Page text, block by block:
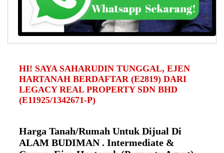
HI! SAYA SAHARUDIN TUNGGAL, EJEN
HARTANAH BERDAFTAR (E2819) DARI
LEGACY REAL PROPERTY SDN BHD
(E11925/1342671-P)
Harga Tanah/Rumah Untuk Dijual Di
ALAM BUDIMAN . Intermediate &